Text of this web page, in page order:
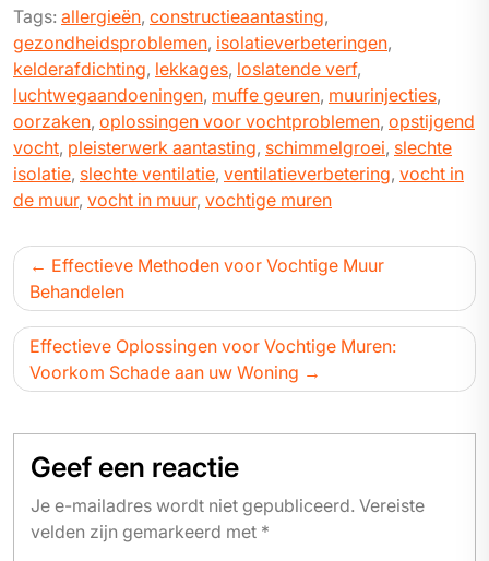
Tags: allergieën, constructieaantasting,
gezondheidsproblemen, isolatieverbeteringen,
kelderafdichting, lekkages, loslatende verf,
luchtwegaandoeningen, muffe geuren, muurinjecties,
oorzaken, oplossingen voor vochtproblemen, opstijgend
vocht, pleisterwerk aantasting, schimmelgroei, slechte
isolatie, slechte ventilatie, ventilatieverbetering, vocht in
de muur, vocht in muur, vochtige muren
Bericht
navigatie
Effectieve Methoden voor Vochtige Muur
Behandelen
Effectieve Oplossingen voor Vochtige Muren:
Voorkom Schade aan uw Woning
Geef een reactie
Je e-mailadres wordt niet gepubliceerd. Vereiste
velden zijn gemarkeerd met *